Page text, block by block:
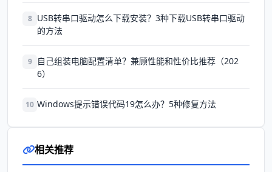
8 USB转串口驱动怎么下载安装？3种下载USB转串口驱动
的方法
9
自己组装电脑配置清单？兼顾性能和性价比推荐（202
6）
10 Windows提示错误代码19怎么办？5种修复方法
相关推荐